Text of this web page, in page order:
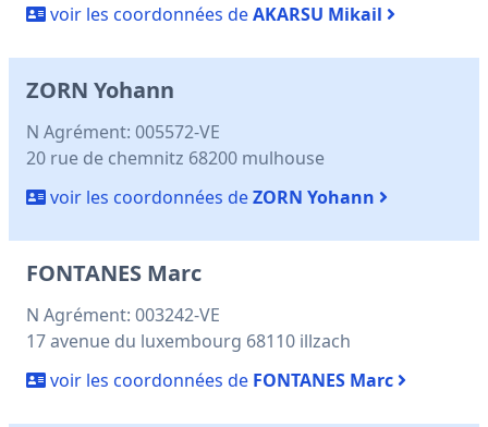
voir les coordonnées deAKARSU Mikail
ZORN Yohann
N Agrément: 005572-VE
20 rue de chemnitz 68200 mulhouse
voir les coordonnées deZORN Yohann
FONTANES Marc
N Agrément: 003242-VE
17 avenue du luxembourg 68110 illzach
voir les coordonnées de FONTANES Marc